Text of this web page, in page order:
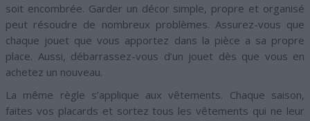
soit encombrée. Garder un décor simple, propre et organisé
peut résoudre de nombreux problèmes. Assurez-vous que
chaque jouet que vous apportez dans la pièce a sa propre
place. Aussi, débarrassez-vous d’un jouet dès que vous en
achetez un nouveau.
La même règle s’applique aux vêtements. Chaque saison,
faites vos placards et sortez tous les vêtements qui ne leur